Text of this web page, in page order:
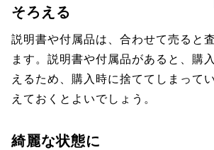
そろえる
説明書や付属品は、合わせて売ると
ます。説明書や付属品があると、購
えるため、購入時に捨ててしまって
えておくとよいでしょう。
綺麗な状態に